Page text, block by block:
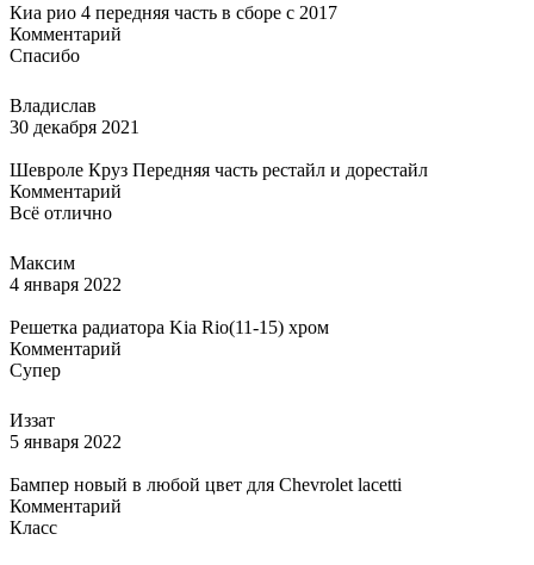
Киа рио 4 передняя часть в сборе с 2017
Комментарий
Спасибо
Владислав
30 декабря 2021
Шевроле Круз Передняя часть рестайл и дорестайл
Комментарий
Всё отлично
Максим
4 января 2022
Решетка радиатора Kia Rio(11-15) хром
Комментарий
Супер
Иззат
5 января 2022
Бампер новый в любой цвет для Chevrolet lacetti
Комментарий
Класс